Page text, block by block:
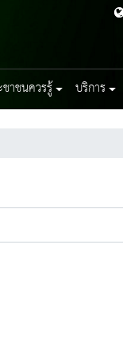
าชนควรรู้ บริการ